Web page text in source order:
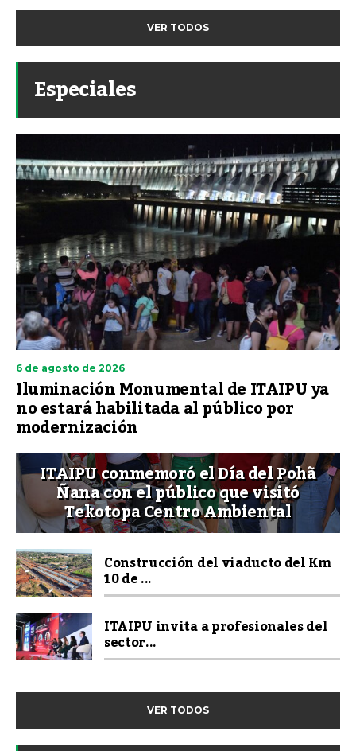
VER TODOS
Especiales
6 de agosto de 2026
Iluminación Monumental de ITAIPU ya
no estará habilitada al público por
modernización
ITAIPU conmemoró el Día del Pohã
Ñana con el público que visitó
Tekotopa Centro Ambiental
Construcción del viaducto del Km
10 de ...
ITAIPU invita a profesionales del
sector...
VER TODOS